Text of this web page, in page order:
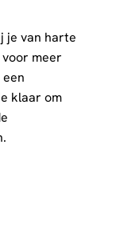
je van harte
meer
klaar om